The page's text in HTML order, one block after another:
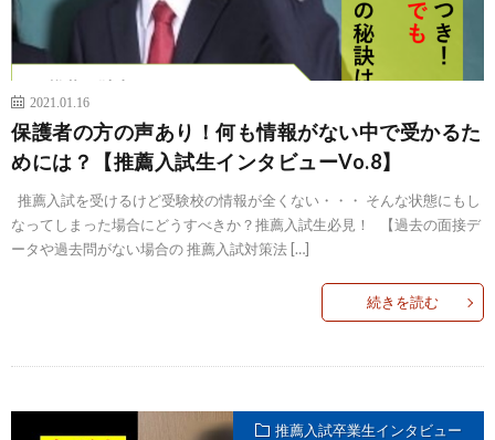
2021.01.16
保護者の方の声あり！何も情報がない中で受かるた
めには？【推薦入試生インタビューVo.8】
推薦入試を受けるけど受験校の情報が全くない・・・ そんな状態にもし
なってしまった場合にどうすべきか？推薦入試生必見！ 【過去の面接デ
ータや過去問がない場合の 推薦入試対策法 […]
続きを読む
推薦入試卒業生インタビュー